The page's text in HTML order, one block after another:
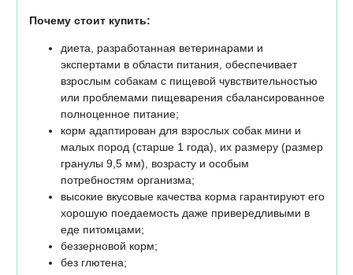
Почему стоит купить:
диета, разработанная ветеринарами и
экспертами в области питания, обеспечивает
взрослым собакам с пищевой чувствительностью
или проблемами пищеварения сбалансированное
полноценное питание;
корм адаптирован для взрослых собак мини и
малых пород (старше 1 года), их размеру (размер
гранулы 9,5 мм), возрасту и особым
потребностям организма;
высокие вкусовые качества корма гарантируют его
хорошую поедаемость даже привередливыми в
еде питомцами;
беззерновой корм;
без глютена;